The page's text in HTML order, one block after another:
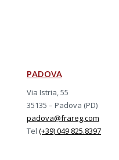
PADOVA
Via Istria, 55
35135 – Padova (PD)
padova@frareg.com
Tel (+39) 049 825.8397